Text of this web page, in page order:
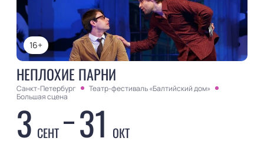
16+
НЕПЛОХИЕ ПАРНИ
Санкт-Петербург
Театр-фестиваль «Балтийский дом»
Большая сцена
3 СЕНТ 31 ОКТ